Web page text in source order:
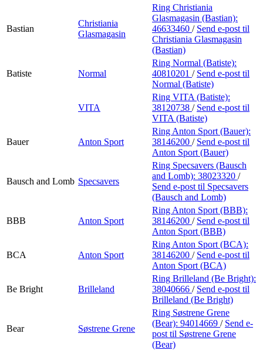
Bastian
Christiania
Glasmagasin
Ring Christiania
Glasmagasin (Bastian):
46633460 / Send e-post til
Christiania Glasmagasin
(Bastian)
Batiste Normal
Ring Normal (Batiste):
40810201 / Send e-post til
Normal (Batiste)
VITA
Ring VITA (Batiste):
38120738 / Send e-post til
VITA (Batiste)
Bauer Anton Sport
Ring Anton Sport (Bauer):
38146200 / Send e-post til
Anton Sport (Bauer)
Bausch and Lomb Specsavers
Ring Specsavers (Bausch
and Lomb): 38023320 /
Send e-post til Specsavers
(Bausch and Lomb)
BBB Anton Sport
Ring Anton Sport (BBB):
38146200 / Send e-post til
Anton Sport (BBB)
BCA Anton Sport
Ring Anton Sport (BCA):
38146200 / Send e-post til
Anton Sport (BCA)
Be Bright Brilleland
Ring Brilleland (Be Bright):
38040666 / Send e-post til
Brilleland (Be Bright)
Bear Søstrene Grene
Ring Søstrene Grene
(Bear): 94014669 / Send e-
post til Søstrene Grene
(Bear)